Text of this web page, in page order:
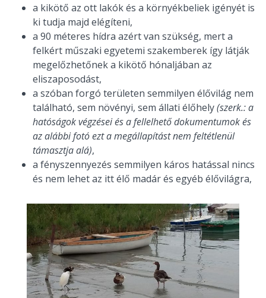
a kikötő az ott lakók és a környékbeliek igényét is
ki tudja majd elégíteni,
a 90 méteres hídra azért van szükség, mert a
felkért műszaki egyetemi szakemberek így látják
megelőzhetőnek a kikötő hónaljában az
eliszaposodást,
a szóban forgó területen semmilyen élővilág nem
található, sem növényi, sem állati élőhely(szerk.: a
hatóságok végzései és a fellelhető dokumentumok és
az alábbi fotó ezt a megállapítást nem feltétlenül
támasztja alá),
a fényszennyezés semmilyen káros hatással nincs
és nem lehet az itt élő madár és egyéb élővilágra,